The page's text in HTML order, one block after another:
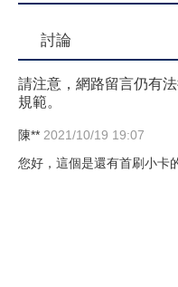
討論
請注意，網路留言仍有
規範。
陳** 2021/10/19 19:07
您好，這個是還有首刷小卡